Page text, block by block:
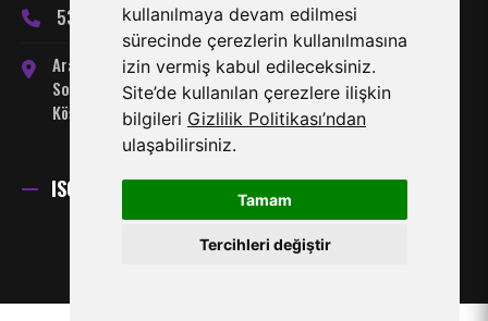
kullanılmaya devam edilmesi
sürecinde çerezlerin kullanılmasına
izin vermiş kabul edileceksiniz.
Site’de kullanılan çerezlere ilişkin
bilgileri Gizlilik Politikası’ndan
ulaşabilirsiniz.
Tamam
Tercihleri değiştir
533 866 24 66
Arabahmet Mahallesi, Server
Somuncuoğlu Sokak No:7
Köşklüçiftlik-Lefkoşa
ISO 27001 Sertifikası